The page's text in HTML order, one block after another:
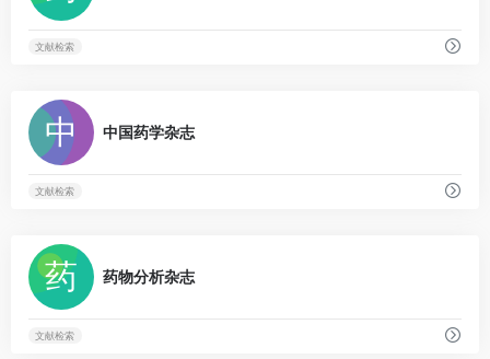
文献检索
中国药学杂志
文献检索
药物分析杂志
文献检索